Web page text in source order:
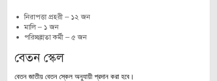
নিরাপত্তা প্রহরী – ১২ জন
মালি – ১ জন
পরিচ্ছন্নতা কর্মী – ৫ জন
বেতন স্কেল
বেতন জাতীয় বেতন স্কেল অনুযায়ী প্রদান করা হবে।